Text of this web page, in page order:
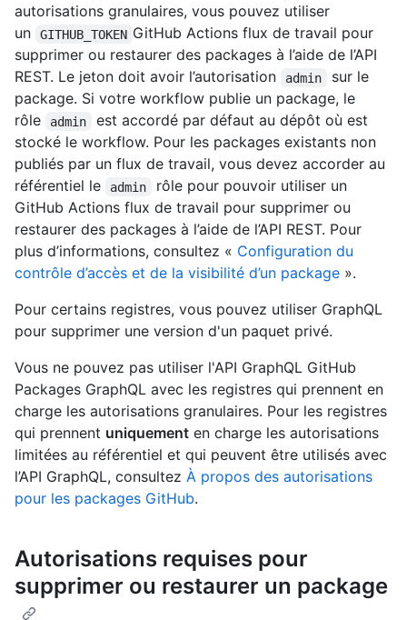
autorisations granulaires, vous pouvez utiliser
un
GITHUB_TOKEN GitHub Actions flux de travail pour
supprimer ou restaurer des packages à l’aide de l’API
REST. Le jeton doit avoir l’autorisation
admin
sur le
package. Si votre workflow publie un package, le
rôle
admin
est accordé par défaut au dépôt où est
stocké le workflow. Pour les packages existants non
publiés par un flux de travail, vous devez accorder au
référentiel le
admin
rôle pour pouvoir utiliser un
GitHub Actions flux de travail pour supprimer ou
restaurer des packages à l’aide de l’API REST. Pour
plus d’informations, consultez « Configuration du
contrôle d’accès et de la visibilité d’un package ».
Pour certains registres, vous pouvez utiliser GraphQL
pour supprimer une version d'un paquet privé.
Vous ne pouvez pas utiliser l'API GraphQL GitHub
Packages GraphQL avec les registres qui prennent en
charge les autorisations granulaires. Pour les registres
qui prennent uniquement en charge les autorisations
limitées au référentiel et qui peuvent être utilisés avec
l’API GraphQL, consultez À propos des autorisations
pour les packages GitHub.
Autorisations requises pour
supprimer ou restaurer un package